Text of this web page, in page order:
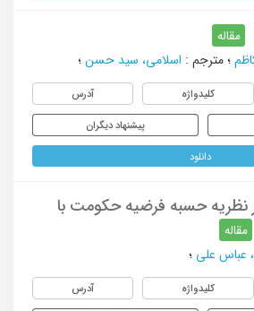
مقاله
؛ مترجم : اسلامی، سید حسن ؛
کلیدواژه آدرس
پیشنهاد دیگران
دانلود
نظریه حسبه فرضیه حکومت با
مقاله
عباس علی ؛
کلیدواژه آدرس